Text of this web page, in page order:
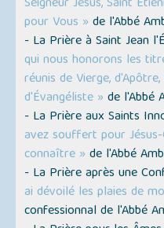
pour Vous » de l'Abbé
- La Prière à Saint Jean
qui nous honorons les
réunis de Vierge,
d'Évangéliste » de l'Abbé
- La Prière aux Saints
avez souffert pour
connaître » de l'Abbé
- La Prière après une
ai dévoilé les plaies de
confessionnal de l'Abbé